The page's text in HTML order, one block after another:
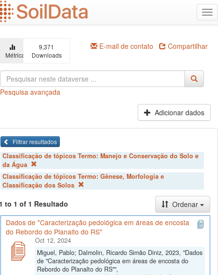
Ir
para
o
principal
Métricas
9,371
Downloads
E-mail de contato Compartilhar
Pesquisa avançada
Adicionar dados
Filtrar resultados
Classificação de tópicos Termo: Manejo e Conservação do Solo e
da Água
Classificação de tópicos Termo: Gênese, Morfologia e
Classificação dos Solos
to 1 of 1 Resultado
Ordenar
Dados de "Caracterização pedológica em áreas de encosta
do Rebordo do Planalto do RS"
Oct 12, 2024
Miguel, Pablo; Dalmolin, Ricardo Simão Diniz, 2023, "Dados
de "Caracterização pedológica em áreas de encosta do
Rebordo do Planalto do RS"",